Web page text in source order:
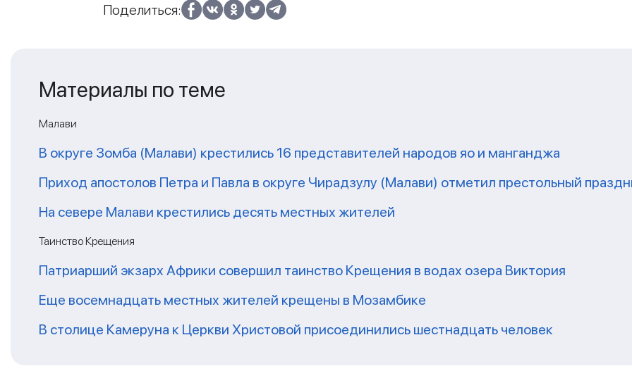
Поделиться:
Материалы по теме
Малави
В округе Зомба (Малави) крестились 16 представителей народов яо и манганджа
Приход апостолов Петра и Павла в округе Чирадзулу (Малави) отметил престольный
На севере Малави крестились десять местных жителей
Таинство Крещения
Патриарший экзарх Африки совершил таинство Крещения в водах озера Виктория
Еще восемнадцать местных жителей крещены в Мозамбике
В столице Камеруна к Церкви Христовой присоединились шестнадцать человек